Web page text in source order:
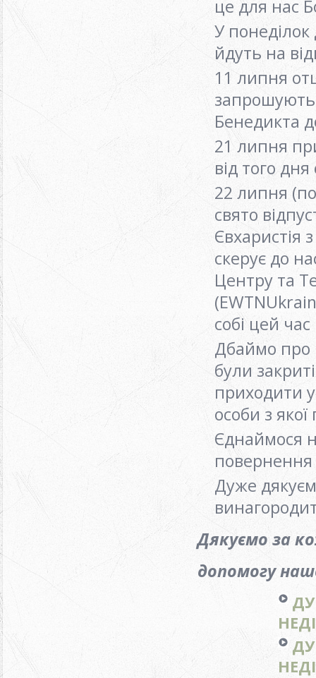
це для нас
У понеділок
йдуть на
11 липня
запрошують
Бенедикта
21 липня
від того
22 липня
свято
Євхаристія
скерує до
Центру та
собі цей
Дбаймо про
були
приходити
особи з
Єднаймося
повернення
Дуже
Дякуємо за
допомогу